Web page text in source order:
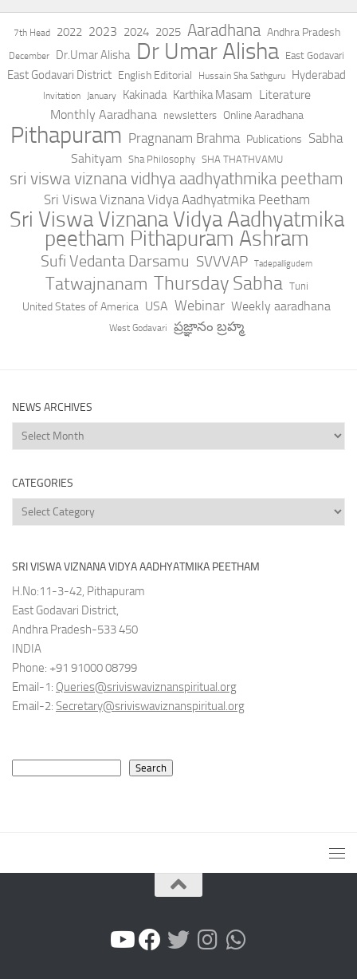
7th Head 2022 2023 2024 2025 Aaradhana Andhra Pradesh
December Dr.Umar Alisha Dr Umar Alisha East Godavari
East Godavari District English Editorial Hussain Sha Sathguru Hyderabad
Invitation January Kakinada Karthika Masam Literature
Monthly Aaradhana
newsletters Online Aaradhana
Pithapuram Pragnanam Brahma Publications Sabha
Sahityam Sha Philosophy SHA THATHVAMU
sri viswa viznana vidhya aadhyathmika peetham
Sri Viswa Viznana Vidya Aadhyatmika Peetham
Sri Viswa Viznana Vidya Aadhyatmika
peetham Pithapuram Ashram
Sufi Vedanta Darsamu SVVVAP Tadepalligudem
Tatwajnanam Thursday Sabha Tuni
United States of America USA Webinar Weekly aaradhana
West Godavari ప్రజ్ఞానం బ్రహ్మ
NEWS ARCHIVES
News
Archives
CATEGORIES
Categories
SRI VISWA VIZNANA VIDYA AADHYATMIKA PEETHAM
H.No:11-3-42, Pithapuram
East Godavari District,
Andhra Pradesh-533 450
INDIA
Phone: +91 91000 08799
Email-1: Queries@sriviswaviznanspiritual.org
Email-2: Secretary@sriviswaviznanspiritual.org
Search